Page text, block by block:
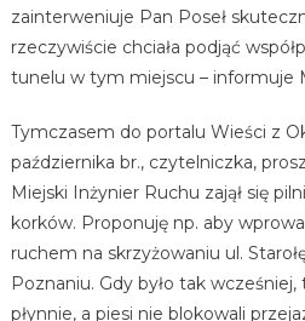
zainterweniuje Pan Poseł
rzeczywiście chciała podjąć
tunelu w tym miejscu – informuje
Tymczasem do portalu Wieści z
października br., czytelniczka,
Miejski Inżynier Ruchu zajął się
korków. Proponuję np. aby
ruchem na skrzyżowaniu ul.
Poznaniu. Gdy było tak wcześniej,
płynnie, a piesi nie blokowali